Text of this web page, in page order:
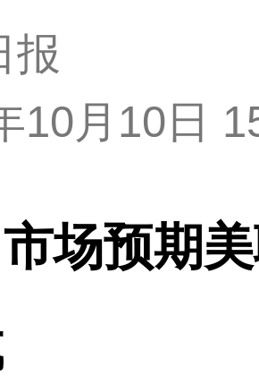
报
10月10日
市场预期